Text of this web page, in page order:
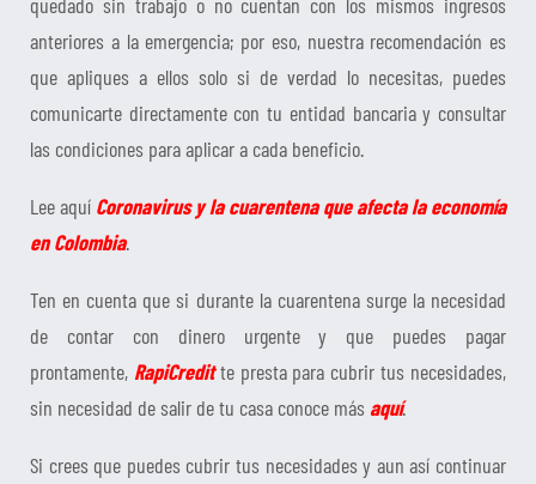
anteriores a la emergencia; por eso, nuestra recomendación es
que apliques a ellos solo si de verdad lo necesitas, puedes
comunicarte directamente con tu entidad bancaria y consultar
las condiciones para aplicar a cada beneficio.
Lee aquí Coronavirus y la cuarentena que afecta la economía
en Colombia.
Ten en cuenta que si durante la cuarentena surge la necesidad
de contar con dinero urgente y que puedes pagar
prontamente, RapiCreditte presta para cubrir tus necesidades,
sin necesidad de salir de tu casa conoce más aquí.
Si crees que puedes cubrir tus necesidades y aun así continuar